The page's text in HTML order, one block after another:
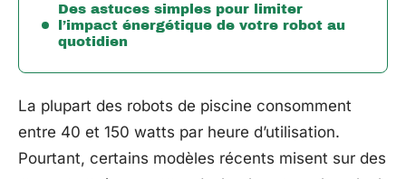
Des astuces simples pour limiter
l’impact énergétique de votre robot au
quotidien
La plupart des robots de piscine consomment
entre 40 et 150 watts par heure d’utilisation.
Pourtant, certains modèles récents misent sur des